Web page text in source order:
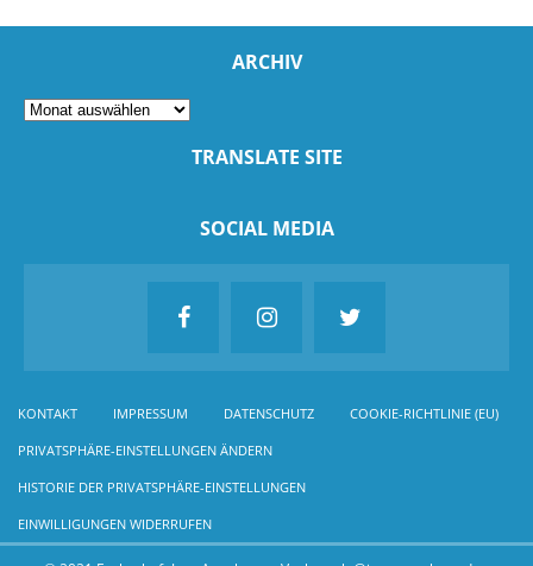
ARCHIV
TRANSLATE SITE
SOCIAL MEDIA
KONTAKT IMPRESSUM DATENSCHUTZ COOKIE-RICHTLINIE (EU)
PRIVATSPHÄRE-EINSTELLUNGEN ÄNDERN
HISTORIE DER PRIVATSPHÄRE-EINSTELLUNGEN
EINWILLIGUNGEN WIDERRUFEN